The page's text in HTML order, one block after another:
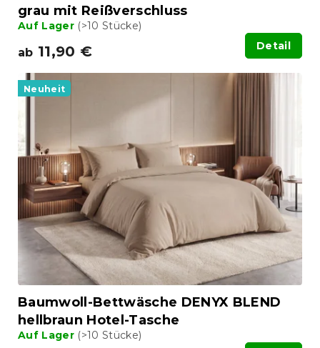
grau mit Reißverschluss
Auf Lager (>10 Stücke)
ab 11,90 € Detail
Neuheit
Baumwoll-Bettwäsche DENYX BLEND
hellbraun Hotel-Tasche
Auf Lager (>10 Stücke)